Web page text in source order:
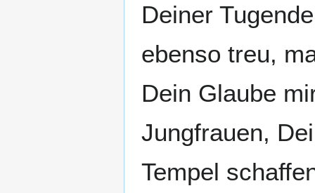
Deiner
ebenso treu,
Dein Glaube
Jungfrauen,
Tempel